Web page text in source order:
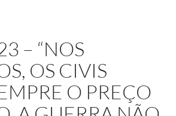
– “NOS
OS CIVIS
O PREÇO